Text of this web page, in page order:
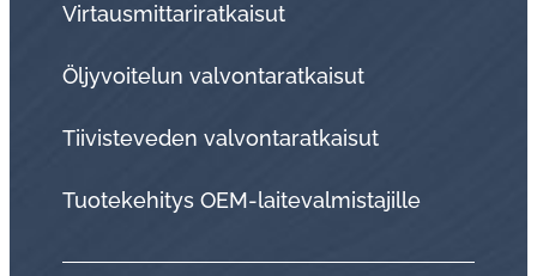
Virtausmittariratkaisut
Öljyvoitelun valvontaratkaisut
Tii­vis­te­ve­den val­von­ta­rat­kai­sut
Tuo­te­ke­hi­tys OEM-lai­te­val­mis­ta­jil­le